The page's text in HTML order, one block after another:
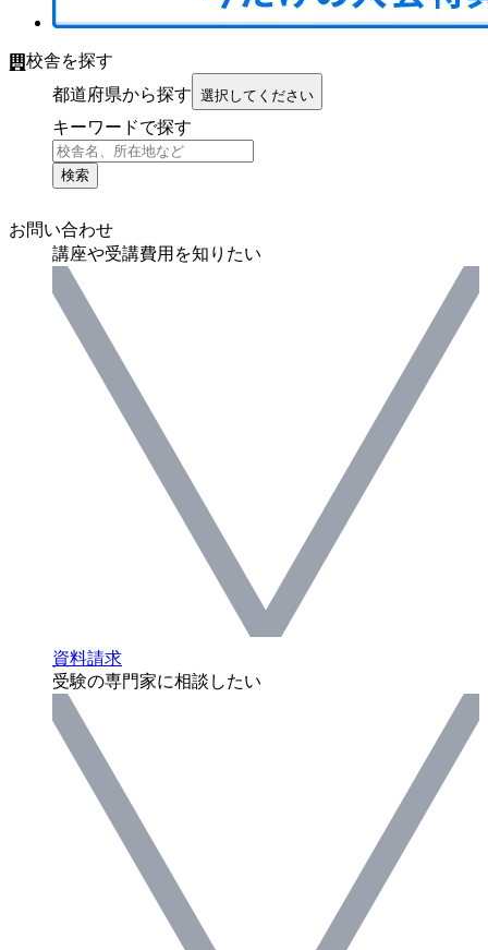
校舎を探す
都道府県から探す 選択してください
キーワードで探す
検索
お問い合わせ
講座や受講費用を知りたい
資料請求
受験の専門家に相談したい